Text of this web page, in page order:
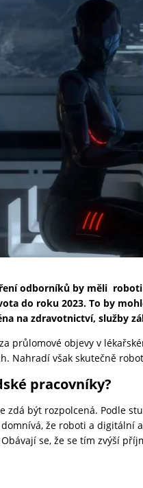
Blockchain a růst krypto
odborníků by měli
do roku 2023. To by
na zdravotnictví, služby
průlomové objevy v
Nahradí však skutečně
pracovníky?
zdá být rozpolcená. Podle
že roboti a digitální
se, že se tím zvýší